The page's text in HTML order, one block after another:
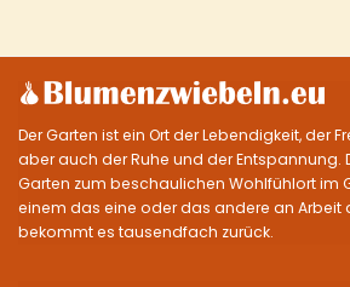
Der Garten ist ein Ort der Lebendigkeit, der
aber auch der Ruhe und der Entspannung.
Garten zum beschaulichen Wohlfühlort im
einem das eine oder das andere an Arbeit
bekommt es tausendfach zurück.